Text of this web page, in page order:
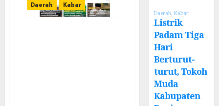
Daerah Kabar
Daerah ,Kabar
Listrik
Padam Tiga
Hari
Berturut-
turut, Tokoh
Muda
Kabupaten